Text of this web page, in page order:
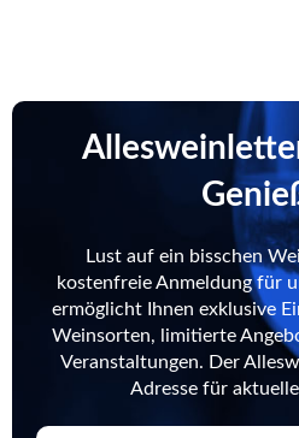
Lust auf ein bisschen
kostenfreie Anmeldung für
ermöglicht Ihnen exklusive
Weinsorten, limitierte
Veranstaltungen. Der
Adresse für